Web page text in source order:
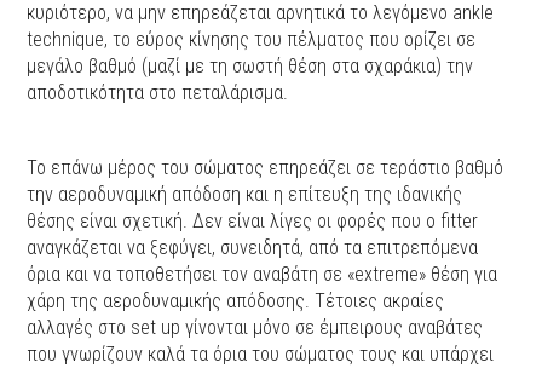
κυριότερο, να μην επηρεάζεται αρνητικά το λεγόμενο ankle
technique, το εύρος κίνησης του πέλματος που ορίζει σε
μεγάλο βαθμό (μαζί με τη σωστή θέση στα σχαράκια) την
αποδοτικότητα στο πεταλάρισμα.
Το επάνω μέρος του σώματος επηρεάζει σε τεράστιο βαθμό
την αεροδυναμική απόδοση και η επίτευξη της ιδανικής
θέσης είναι σχετική. Δεν είναι λίγες οι φορές που ο fitter
αναγκάζεται να ξεφύγει, συνειδητά, από τα επιτρεπόμενα
όρια και να τοποθετήσει τον αναβάτη σε «extreme» θέση για
χάρη της αεροδυναμικής απόδοσης. Τέτοιες ακραίες
αλλαγές στο set up γίνονται μόνο σε έμπειρους αναβάτες
που γνωρίζουν καλά τα όρια του σώματος τους και υπάρχει